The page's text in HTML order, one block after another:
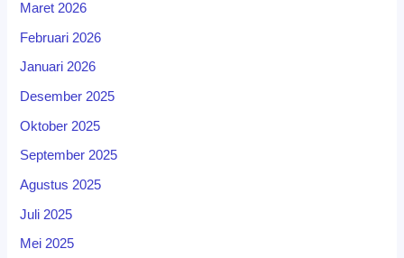
Maret 2026
Februari 2026
Januari 2026
Desember 2025
Oktober 2025
September 2025
Agustus 2025
Juli 2025
Mei 2025